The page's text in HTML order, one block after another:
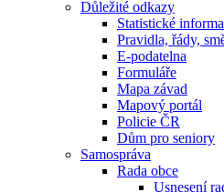
Důležité odkazy
Statistické
Pravidla, řády,
E-podatelna
Formuláře
Mapa závad
Mapový portál
Policie ČR
Dům pro seniory
Samospráva
Rada obce
Usnesení